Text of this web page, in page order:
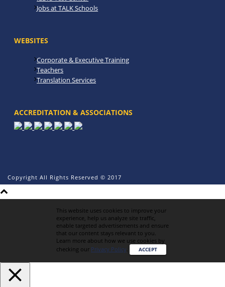
Jobs at TALK Schools
WEBSITES
Corporate & Executive Training
Teachers
Translation Services
ACCREDITATION & ASSOCIATIONS
Copyright All Rights Reserved © 2017
This website uses cookies to improve your
experience, help us analyze site traffic,
enable targeted advertisements and ensure
that our content stays relevant to you.
Learn more about how we use cookies by
checking our Privacy Policy. ACCEPT